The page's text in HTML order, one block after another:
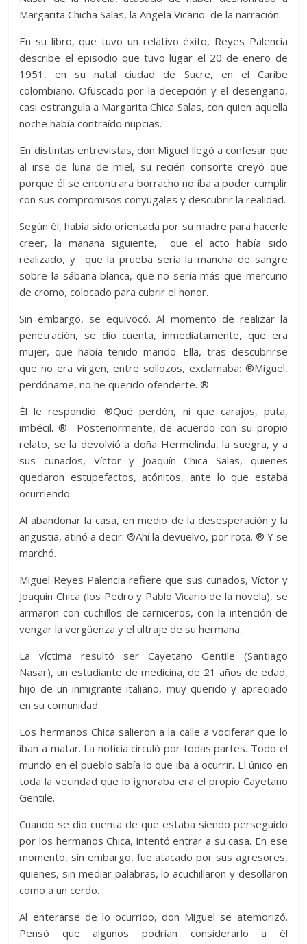
Margarita Chicha Salas, la Angela Vicario de la narración.
En su libro, que tuvo un relativo éxito, Reyes Palencia
describe el episodio que tuvo lugar el 20 de enero de
1951, en su natal ciudad de Sucre, en el Caribe
colombiano. Ofuscado por la decepción y el desengaño,
casi estrangula a Margarita Chica Salas, con quien aquella
noche había contraído nupcias.
En distintas entrevistas, don Miguel llegó a confesar que
al irse de luna de miel, su recién consorte creyó que
porque él se encontrara borracho no iba a poder cumplir
con sus compromisos conyugales y descubrir la realidad.
Según él, había sido orientada por su madre para hacerle
creer, la mañana siguiente, que el acto había sido
realizado, y que la prueba sería la mancha de sangre
sobre la sábana blanca, que no sería más que mercurio
de cromo, colocado para cubrir el honor.
Sin embargo, se equivocó. Al momento de realizar la
penetración, se dio cuenta, inmediatamente, que era
mujer, que había tenido marido. Ella, tras descubrirse
que no era virgen, entre sollozos, exclamaba: ®Miguel,
perdóname, no he querido ofenderte. ®
Él le respondió: ®Qué perdón, ni que carajos, puta,
imbécil. ® Posteriormente, de acuerdo con su propio
relato, se la devolvió a doña Hermelinda, la suegra, y a
sus cuñados, Víctor y Joaquín Chica Salas, quienes
quedaron estupefactos, atónitos, ante lo que estaba
ocurriendo.
Al abandonar la casa, en medio de la desesperación y la
angustia, atinó a decir: ®Ahí la devuelvo, por rota. ® Y se
marchó.
Miguel Reyes Palencia refiere que sus cuñados, Víctor y
Joaquín Chica (los Pedro y Pablo Vicario de la novela), se
armaron con cuchillos de carniceros, con la intención de
vengar la vergüenza y el ultraje de su hermana.
La víctima resultó ser Cayetano Gentile (Santiago
Nasar), un estudiante de medicina, de 21 años de edad,
hijo de un inmigrante italiano, muy querido y apreciado
en su comunidad.
Los hermanos Chica salieron a la calle a vociferar que lo
iban a matar. La noticia circuló por todas partes. Todo el
mundo en el pueblo sabía lo que iba a ocurrir. El único en
toda la vecindad que lo ignoraba era el propio Cayetano
Gentile.
Cuando se dio cuenta de que estaba siendo perseguido
por los hermanos Chica, intentó entrar a su casa. En ese
momento, sin embargo, fue atacado por sus agresores,
quienes, sin mediar palabras, lo acuchillaron y desollaron
como a un cerdo.
Al enterarse de lo ocurrido, don Miguel se atemorizó.
Pensó que algunos podrían considerarlo a él